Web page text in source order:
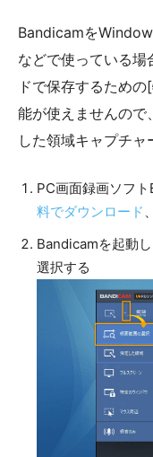
Bandicamを
などで使っている
ドで保存するため
能が使えませんので
した領域キャプチャ
PC画面録画ソフ
料でダウンロード
Bandicamを起動
選択する